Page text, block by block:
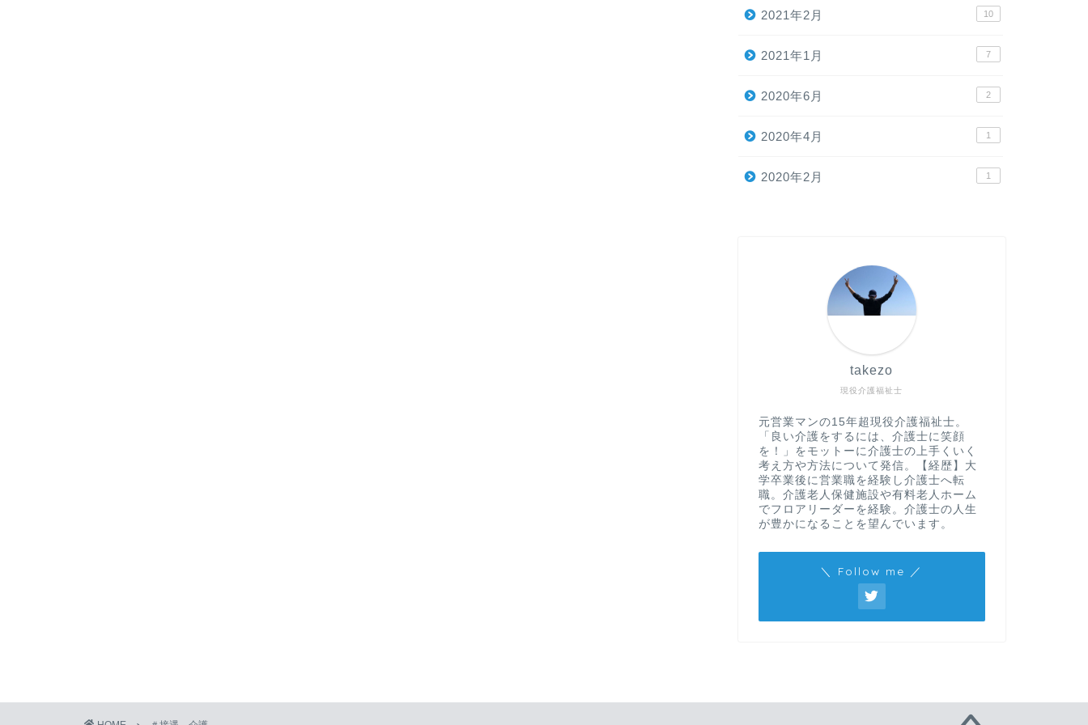
2021年2月 10
2021年1月 7
2020年6月 2
2020年4月 1
2020年2月 1
現役介護福祉士
takezo
元営業マンの15年超現役介護福祉士。
「良い介護をするには、介護士に笑顔
を！」をモットーに介護士の上手くいく
考え方や方法について発信。【経歴】大
学卒業後に営業職を経験し介護士へ転
職。介護老人保健施設や有料老人ホーム
でフロアリーダーを経験。介護士の人生
が豊かになることを望んでいます。
＼ Follow me ／